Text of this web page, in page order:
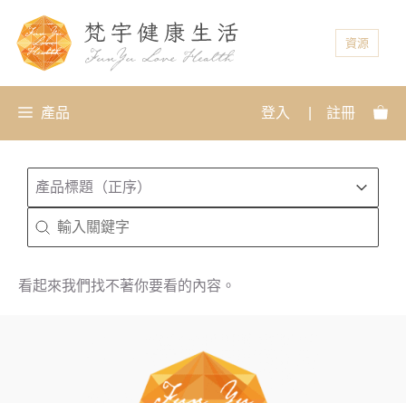
資源
產品 登入 註冊
看起來我們找不著你要看的內容。
排序
Sort content
產品標題（正序）
Sort content
搜尋
Search content